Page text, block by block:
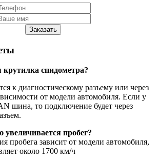
Заказать
спидометра?
к диагностическому разъему или через
от модели автомобиля. Если у
шина, то подключение будет через
увеличивается пробег?
пробега зависит от модели автомобиля,
около 1700 км/ч